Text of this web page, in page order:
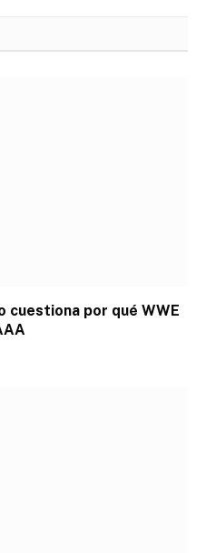
cuestiona por qué WWE